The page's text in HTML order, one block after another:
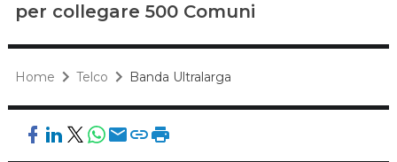
per collegare 500 Comuni
Home Telco Banda Ultralarga